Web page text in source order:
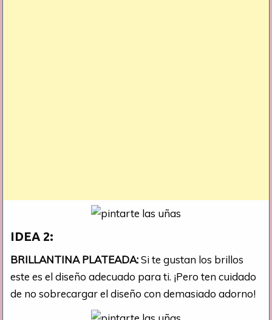
IDEA 2:
BRILLANTINA PLATEADA:Si te gustan los brillos
este es el diseño adecuado para ti. ¡Pero ten cuidado
de no sobrecargar el diseño con demasiado adorno!